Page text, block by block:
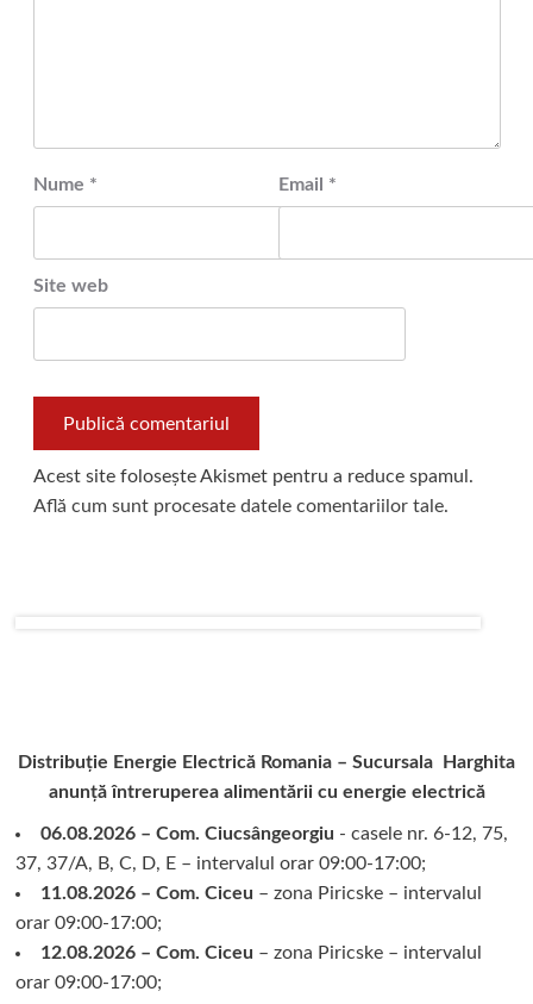
Nume * Email *
Site web
Acest site folosește Akismet pentru a reduce spamul.
Află cum sunt procesate datele comentariilor tale.
Distribuție Energie Electrică Romania – Sucursala Harghita
anunță întreruperea alimentării cu energie electrică
06.08.2026 – Com. Ciucsângeorgiu - casele nr. 6-12, 75,
37, 37/A, B, C, D, E – intervalul orar 09:00-17:00;
11.08.2026 – Com. Ciceu – zona Piricske – intervalul
orar 09:00-17:00;
12.08.2026 – Com. Ciceu – zona Piricske – intervalul
orar 09:00-17:00;